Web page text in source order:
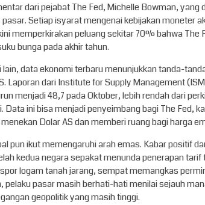
dari pejabat The Fed, Michelle Bowman, yang
Setiap isyarat mengenai kebijakan moneter
memperkirakan peluang sekitar 70% bahwa The
bunga pada akhir tahun.
lain, data ekonomi terbaru menunjukkan tanda-
Laporan dari Institute for Supply Management
menjadi 48,7 pada Oktober, lebih rendah dari
Data ini bisa menjadi penyeimbang bagi The Fed,
Dolar AS dan memberi ruang bagi harga
pun ikut memengaruhi arah emas. Kabar positif
kedua negara sepakat menunda penerapan
logam tanah jarang, sempat memangkas
pelaku pasar masih berhati-hati menilai sejauh
geopolitik yang masih tinggi.